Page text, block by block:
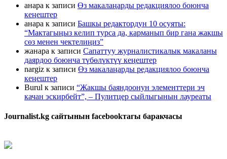
анара к записи Өз макалаңарды редакциялоо боюнча
кеңештер
анара к записи Башкы редактордун 10 осуяты:
“Мактагыңыз келип турса да, карманып бир гана жакшы
сөз менен чектелиңиз”
жанара к записи Сапаттуу журналистикалык макаланы
даярдоо боюнча түбөлүктүү кеңештер
nargiz к записи Өз макалаңарды редакциялоо боюнча
кеңештер
Burul к записи “Жакшы баяндоонун элементтери эч
качан эскирбейт”, – Пулитцер сыйлыгынын лауреаты
Journalist.kg сайтынын facebookтагы баракчасы